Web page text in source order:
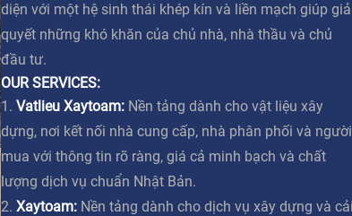
diện với một hệ sinh thái khép kín và liền mạch giúp
quyết những khó khăn của chủ nhà, nhà thầu và chủ
đầu tư.
OUR SERVICES:
1. Vatlieu Xaytoam: Nền tảng dành cho vật liệu xây
dựng, nơi kết nối nhà cung cấp, nhà phân phối và người
mua với thông tin rõ ràng, giá cả minh bạch và chất
lượng dịch vụ chuẩn Nhật Bản.
2. Xaytoam: Nền tảng dành cho dịch vụ xây dựng và cải